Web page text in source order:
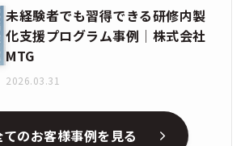
未経験者でも習得できる研修内製
化支援プログラム事例│株式会社
MTG
2026.03.31
てのお客様事例を見る